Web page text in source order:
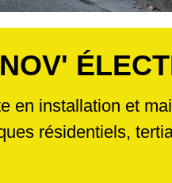
en installation et
résidentiels,